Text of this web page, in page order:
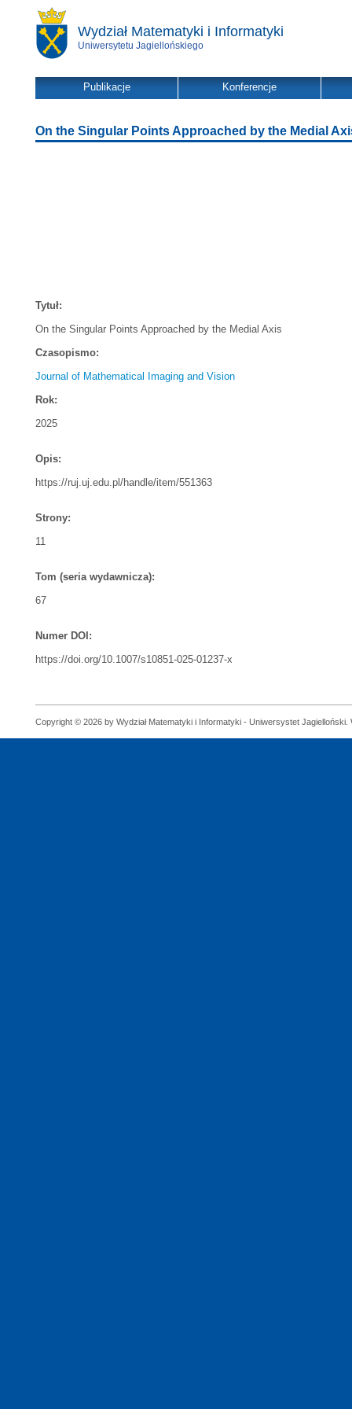
Wydział Matematyki i Informatyki
Uniwersytetu Jagiellońskiego
Publikacje Konferencje
On the Singular Points Approached by the Medial
Tytuł:
On the Singular Points Approached by the Medial Axis
Czasopismo:
Journal of Mathematical Imaging and Vision
Rok:
2025
Opis:
https://ruj.uj.edu.pl/handle/item/551363
Strony:
11
Tom (seria wydawnicza):
67
Numer DOI:
https://doi.org/10.1007/s10851-025-01237-x
Copyright © 2026 by Wydział Matematyki i Informatyki - Uniwersystet